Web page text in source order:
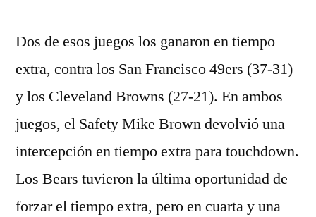
Dos de esos juegos los ganaron en tiempo
extra, contra los San Francisco 49ers (37-31)
y los Cleveland Browns (27-21). En ambos
juegos, el Safety Mike Brown devolvió una
intercepción en tiempo extra para touchdown.
Los Bears tuvieron la última oportunidad de
forzar el tiempo extra, pero en cuarta y una